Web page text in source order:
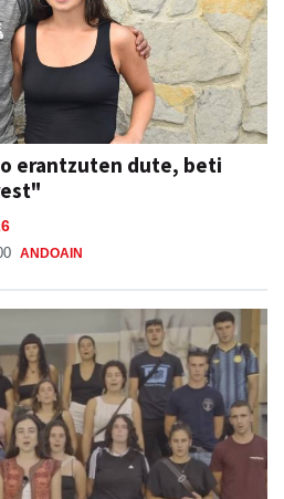
erantzuten dute, beti
ANDOAIN